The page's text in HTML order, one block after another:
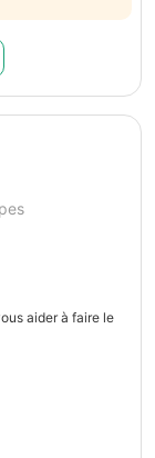
aider à faire le